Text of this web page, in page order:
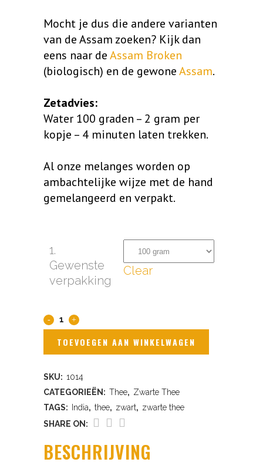
Mocht je dus die andere varianten
van de Assam zoeken? Kijk dan
eens naar deAssam Broken
(biologisch) en de gewoneAssam.
Zetadvies:
Water 100 graden – 2 gram per
kopje – 4 minuten laten trekken.
Al onze melanges worden op
ambachtelijke wijze met de hand
gemelangeerd en verpakt.
1.
Gewenste
verpakking
Clear
Assam
Thowra
TOEVOEGEN AAN WINKELWAGEN
SKU: 1014
CATEGORIEËN: Thee, Zwarte Thee
TAGS:
India, thee, zwart, zwarte thee
SHARE ON:
BESCHRIJVING